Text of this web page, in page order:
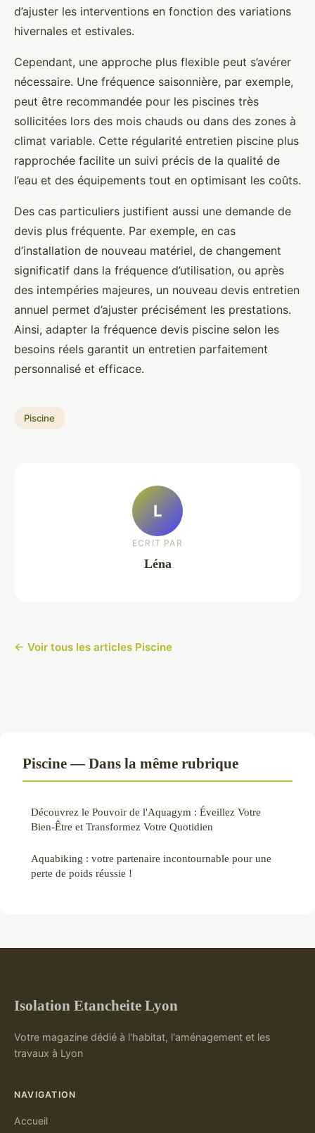
d’ajuster les interventions en fonction des variations
hivernales et estivales.
Cependant, une approche plus flexible peut s’avérer
nécessaire. Une fréquence saisonnière, par exemple,
peut être recommandée pour les piscines très
sollicitées lors des mois chauds ou dans des zones à
climat variable. Cette régularité entretien piscine plus
rapprochée facilite un suivi précis de la qualité de
l’eau et des équipements tout en optimisant les coûts.
Des cas particuliers justifient aussi une demande de
devis plus fréquente. Par exemple, en cas
d’installation de nouveau matériel, de changement
significatif dans la fréquence d’utilisation, ou après
des intempéries majeures, un nouveau devis entretien
annuel permet d’ajuster précisément les prestations.
Ainsi, adapter la fréquence devis piscine selon les
besoins réels garantit un entretien parfaitement
personnalisé et efficace.
Piscine
L
ECRIT PAR
Léna
← Voir tous les articles Piscine
Piscine — Dans la même rubrique
Découvrez le Pouvoir de l'Aquagym : Éveillez Votre
Bien-Être et Transformez Votre Quotidien
Aquabiking : votre partenaire incontournable pour une
perte de poids réussie !
Isolation Etancheite Lyon
Votre magazine dédié à l'habitat, l'aménagement et les
travaux à Lyon
NAVIGATION
Accueil